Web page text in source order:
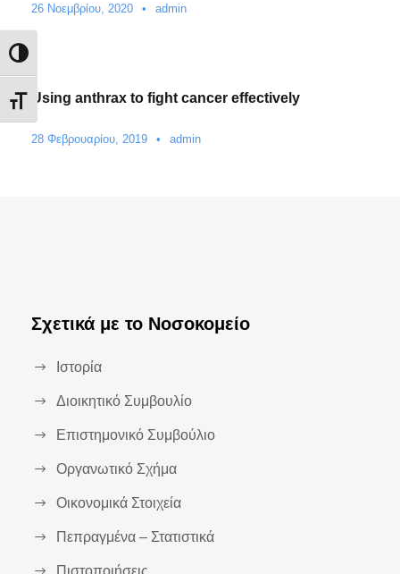
Εναλλαγή Υψηλής Αντίθεσης
Εναλλαγή Μεγέθους Γραμμάτων
26 Νοεμβρίου, 2020 • admin
Using anthrax to fight cancer effectively
28 Φεβρουαρίου, 2019 • admin
Σχετικά με το Νοσοκομείο
Ιστορία
Διοικητικό Συμβουλίο
Επιστημονικό Συμβούλιο
Οργανωτικό Σχήμα
Οικονομικά Στοιχεία
Πεπραγμένα – Στατιστικά
Πιστοποιήσεις